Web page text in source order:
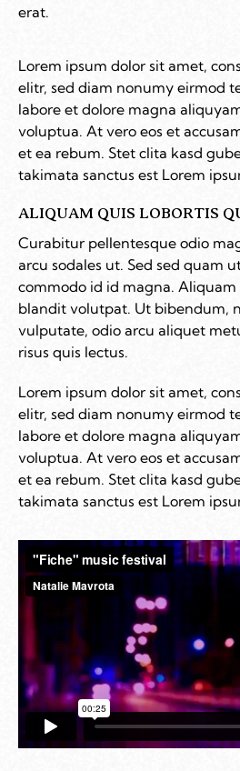
erat.
Lorem ipsum dolor sit amet,
elitr, sed diam nonumy eirmod
labore et dolore magna
voluptua. At vero eos et
et ea rebum. Stet clita kasd
takimata sanctus est Lorem
ALIQUAM QUIS LOBORTIS
Curabitur pellentesque odio
arcu sodales ut. Sed sed quam
commodo id id magna. Aliquam
blandit volutpat. Ut bibendum,
vulputate, odio arcu aliquet
risus quis lectus.
Lorem ipsum dolor sit amet,
elitr, sed diam nonumy eirmod
labore et dolore magna
voluptua. At vero eos et
et ea rebum. Stet clita kasd
takimata sanctus est Lorem